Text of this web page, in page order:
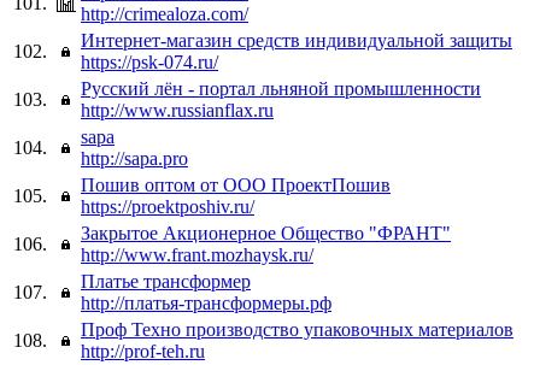
http://crimealoza.com/
102.
Интернет-магазин средств индивидуальной защиты
https://psk-074.ru/
103.
Русский лён - портал льняной промышленности
http://www.russianflax.ru
104.
sapa
http://sapa.pro
105.
Пошив оптом от ООО ПроектПошив
https://proektposhiv.ru/
106.
Закрытое Акционерное Общество "ФРАНТ"
http://www.frant.mozhaysk.ru/
107.
Платье трансформер
http://платья-трансформеры.рф
108.
Проф Техно производство упаковочных материалов
http://prof-teh.ru